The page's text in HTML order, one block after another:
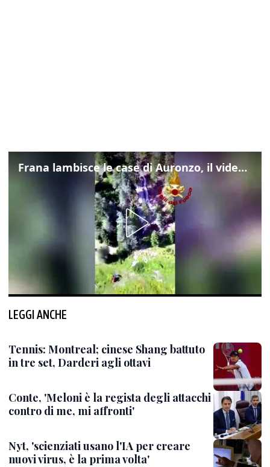
Frana lambisce le case di Auronzo, il video dall'elicottero dei vigili del fuoco
LEGGI ANCHE
Tennis: Montreal; cinese Shang battuto
in tre set, Darderi agli ottavi
Conte, 'Meloni è la regista degli attacchi
contro di me, mi affronti'
Nyt, 'scienziati usano l'IA per creare
nuovi virus, è la prima volta'